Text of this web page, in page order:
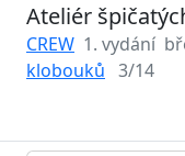
Ateliér
CREW 1. vydání
klobouků 3/14